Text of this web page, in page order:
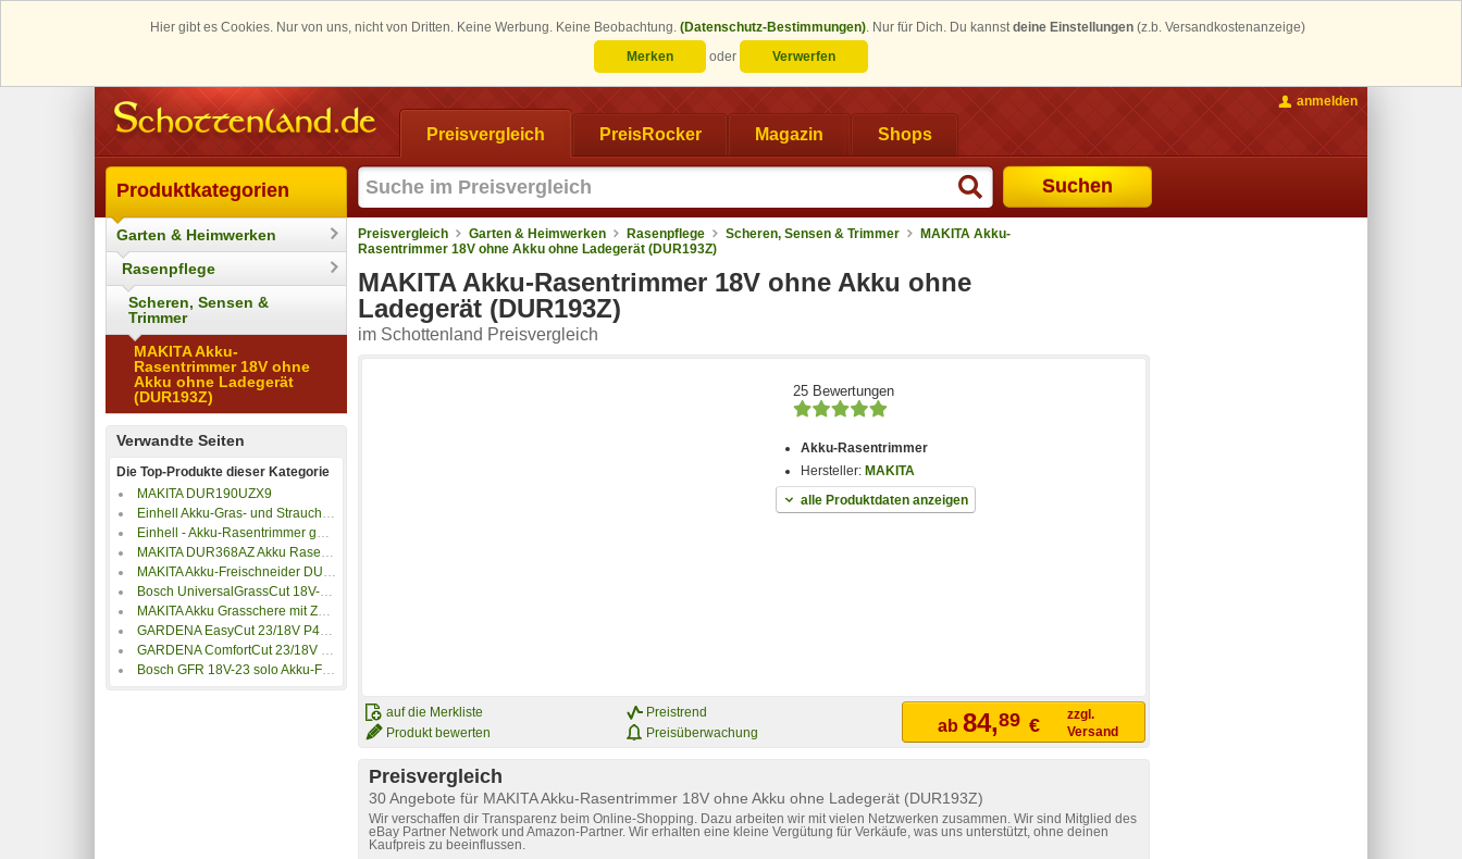
Hier gibt es Cookies. Nur von uns, nicht von Dritten. Keine Werbung. Keine Beobachtung. (Datenschutz-Bestimmungen). Nur für Dich. Du kannstdeine Einstellungen (z.b. Versandkostenanzeige)
Merken
oder Verwerfen
Preisvergleich PreisRocker Magazin Shops
Suchen
anmelden
Produktkategorien
Garten & Heimwerken
Rasenpflege
Scheren, Sensen &
Trimmer
MAKITA Akku-
Rasentrimmer 18V ohne
Akku ohne Ladegerät
(DUR193Z)
Verwandte Seiten
Die Top-Produkte dieser Kategorie
MAKITA DUR190UZX9
Einhell Akku-Gras- und Strauchschere GC-CG 3,6/70 Li
Einhell - Akku-Rasentrimmer ge-ct 18/30 Li-Solo
MAKITA DUR368AZ Akku Rasentrimmer ohne Akku 36V Schnittbreite (max.): 35cm
MAKITA Akku-Freischneider DUR369AZX6
Bosch UniversalGrassCut 18V-26-500
MAKITA Akku Grasschere mit Zubehör, ohne Akku 18V Li-Ion
GARDENA EasyCut 23/18V P4A Ready-To-Use-Set Rasentrimmer inkl. Akku, inkl. Ladegerät 18V
GARDENA ComfortCut 23/18V P4A Ready-To-Use Set
Bosch GFR 18V-23 solo Akku-Freischneider solo Karton
Preisvergleich Garten & Heimwerken Rasenpflege Scheren, Sensen & Trimmer
MAKITA Akku-
Rasentrimmer 18V ohne Akku ohne Ladegerät (DUR193Z)
MAKITA Akku-Rasentrimmer 18V ohne Akku ohne
Ladegerät (DUR193Z)
im Schottenland Preisvergleich
25 Bewertungen
Akku-Rasentrimmer
Hersteller: MAKITA
alle Produktdaten anzeigen
auf die Merkliste
Produkt bewerten
Preistrend
Preisüberwachung
ab 84,89 €
zzgl.
Versand
Preisvergleich
30 Angebote für MAKITA Akku-Rasentrimmer 18V ohne Akku ohne Ladegerät (DUR193Z)
Wir verschaffen dir Transparenz beim Online-Shopping. Dazu arbeiten wir mit vielen Netzwerken zusammen. Wir sind Mitglied des
eBay Partner Network und Amazon-Partner. Wir erhalten eine kleine Vergütung für Verkäufe, was uns unterstützt, ohne deinen
Kaufpreis zu beeinflussen.